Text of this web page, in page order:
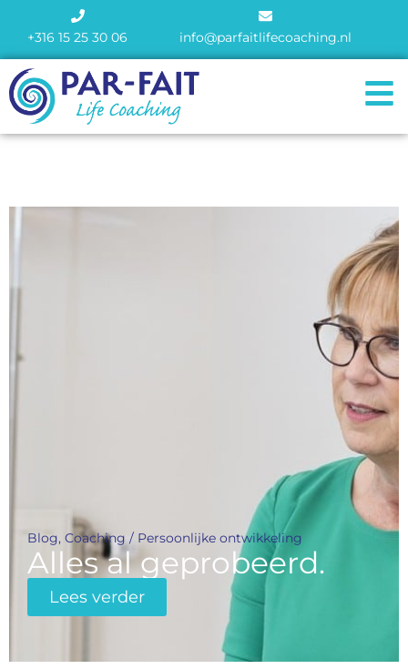
+316 15 25 30 06 info@parfaitlifecoaching.nl
Blog, Coaching / Persoonlijke ontwikkeling
Alles al geprobeerd.
Lees verder